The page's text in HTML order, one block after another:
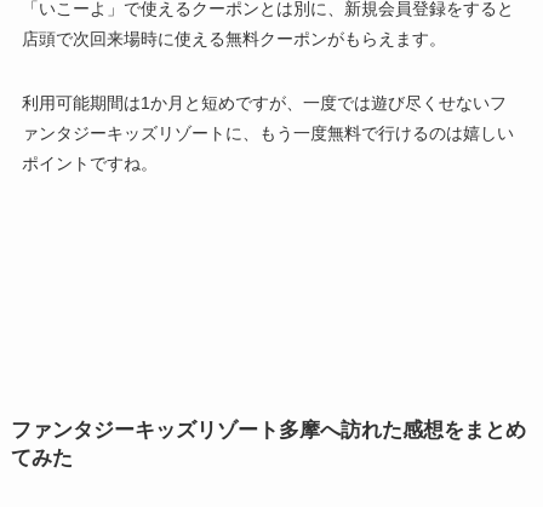
「いこーよ」で使えるクーポンとは別に、新規会員登録をすると
店頭で次回来場時に使える無料クーポンがもらえます。
利用可能期間は1か月と短めですが、一度では遊び尽くせないフ
ァンタジーキッズリゾートに、もう一度無料で行けるのは嬉しい
ポイントですね。
ファンタジーキッズリゾート多摩へ訪れた感想をまとめ
てみた